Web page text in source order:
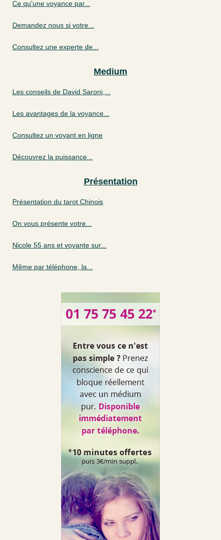
Ce qu'une voyance par...
Demandez nous si votre...
Consultez une experte de...
Medium
Les conseils de David Saroni,...
Les avantages de la voyance...
Consultez un voyant en ligne
Découvrez la puissance...
Présentation
Présentation du tarot Chinois
On vous présente votre...
Nicole 55 ans et voyante sur...
Même par téléphone, la...